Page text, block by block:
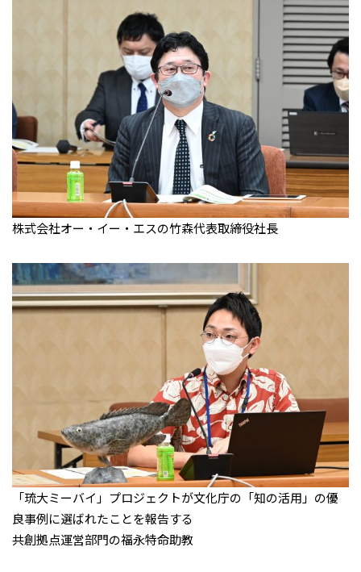
株式会社オー・イー・エスの竹森代表取締役社長
「琉大ミーバイ」プロジェクトが文化庁の「知の活用」の優
良事例に選ばれたことを報告する
共創拠点運営部門の福永特命助教